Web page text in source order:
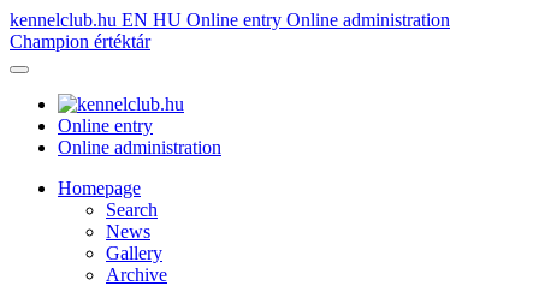
kennelclub.hu EN HU Online entry Online administration
Champion értéktár
Online entry
Online administration
Homepage
Search
News
Gallery
Archive